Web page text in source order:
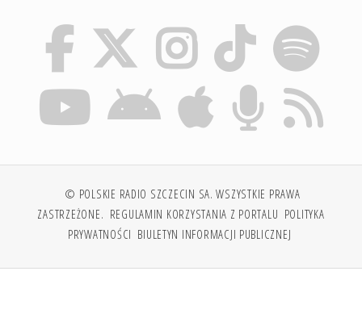
© POLSKIE RADIO SZCZECIN SA. WSZYSTKIE PRAWA
ZASTRZEŻONE. REGULAMIN KORZYSTANIA Z PORTALU POLITYKA
PRYWATNOŚCI BIULETYN INFORMACJI PUBLICZNEJ